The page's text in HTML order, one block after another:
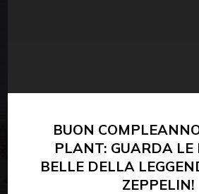
BUON
PLANT: GUARDA LE
BELLE DELLA
ZEPPELIN!